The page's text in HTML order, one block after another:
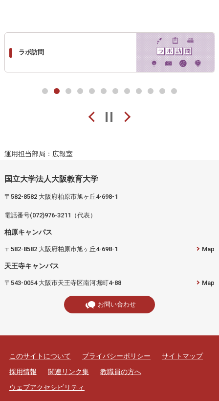
卒業生CATCH！
10 11
Prev
運用担当部局：広報室
国立大学法人大阪教育大学
〒582-8582 大阪府柏原市旭ヶ丘4-698-1
電話番号(072)976-3211（代表）
柏原キャンパス
〒582-8582 大阪府柏原市旭ヶ丘4-698-1 Map
天王寺キャンパス
〒543-0054 大阪市天王寺区南河堀町4-88 Map
お問い合わせ
このサイトについて プライバシーポリシー
サイトマップ
採用情報
関連リンク集
教職員の方へ
ウェブアクセシビリティ